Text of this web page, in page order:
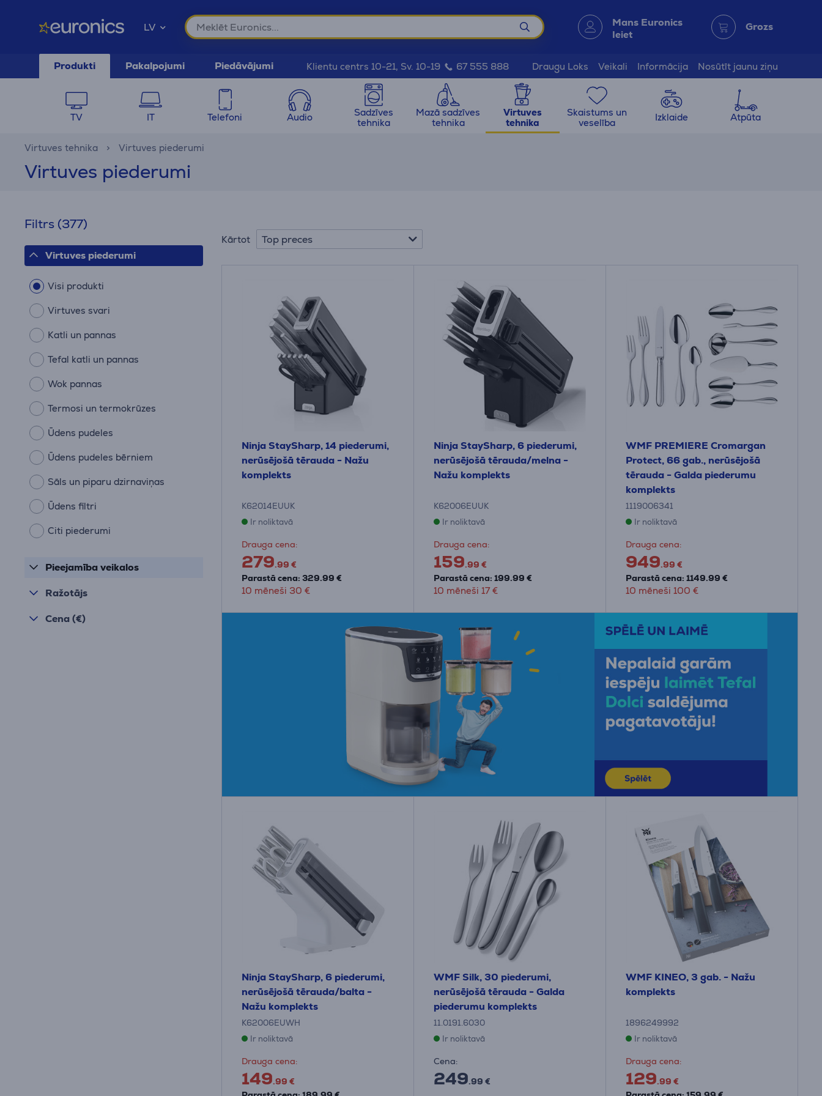
LV Mans Euronics
Ieiet
Grozs
Produkti Pakalpojumi Piedāvājumi Klientu centrs 10-21, Sv. 10-19 67 555 888 Draugu Loks Veikali Informācija Nosūtīt jaunu ziņu
TV IT Telefoni Audio
Sadzīves
tehnika
Mazā sadzīves
tehnika
Virtuves
tehnika
Skaistums un
veselība
Izklaide Atpūta
Virtuves tehnika Virtuves piederumi
Virtuves piederumi
Filtrs (377)
Virtuves piederumi
Visi produkti
Virtuves svari
Katli un pannas
Tefal katli un pannas
Wok pannas
Termosi un termokrūzes
Ūdens pudeles
Ūdens pudeles bērniem
Sāls un piparu dzirnaviņas
Ūdens filtri
Citi piederumi
Pieejamība veikalos
Ražotājs
Cena (€)
Kārtot Top preces
Ninja StaySharp, 14 piederumi,
nerūsējošā tērauda - Nažu
komplekts
K62014EUUK
Ir noliktavā
Drauga cena:
279.99 €
Parastā cena: 329.99 €
10 mēneši 30 €
Ninja StaySharp, 6 piederumi,
nerūsējošā tērauda/melna -
Nažu komplekts
K62006EUUK
Ir noliktavā
Drauga cena:
159.99 €
Parastā cena: 199.99 €
10 mēneši 17 €
WMF PREMIERE Cromargan
Protect, 66 gab., nerūsējošā
tērauda - Galda piederumu
komplekts
1119006341
Ir noliktavā
Drauga cena:
949.99 €
Parastā cena: 1149.99 €
10 mēneši 100 €
Ninja StaySharp, 6 piederumi,
nerūsējošā tērauda/balta -
Nažu komplekts
K62006EUWH
Ir noliktavā
Drauga cena:
149.99 €
WMF Silk, 30 piederumi,
nerūsējošā tērauda - Galda
piederumu komplekts
11.0191.6030
Ir noliktavā
Cena:
249.99 €
WMF KINEO, 3 gab. - Nažu
komplekts
1896249992
Ir noliktavā
Drauga cena:
129.99 €